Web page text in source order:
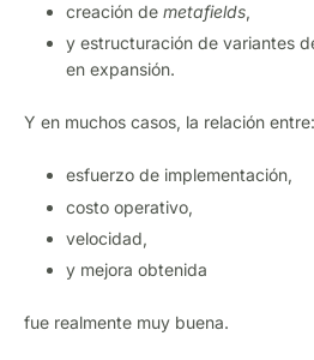
creación de metafields,
y estructuración de variantes
en expansión.
Y en muchos casos, la relación entre:
esfuerzo de implementación,
costo operativo,
velocidad,
y mejora obtenida
fue realmente muy buena.